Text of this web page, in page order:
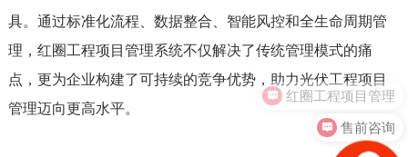
具。通过标准化流程、数据整合、智能风控和全生命周期管
理，红圈工程项目管理系统不仅解决了传统管理模式的痛
点，更为企业构建了可持续的竞争优势，助力光伏工程项目
管理迈向更高水平。
红圈工程项目管理
售前咨询